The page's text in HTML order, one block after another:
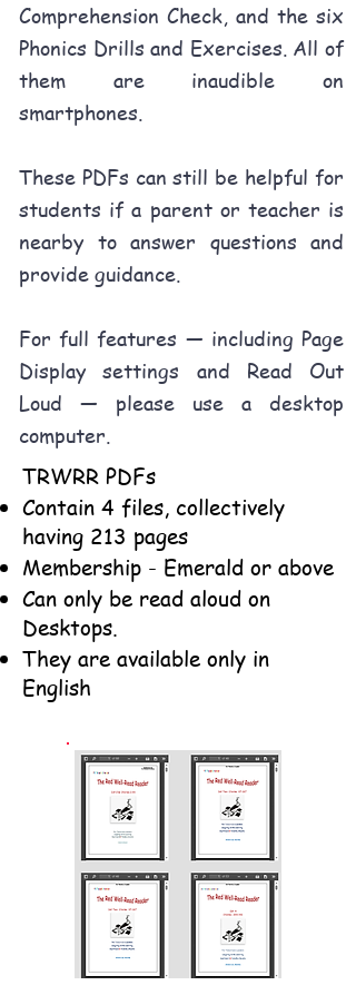
Comprehension Check, and the six
Phonics Drills and Exercises. All of
them are inaudible on
smartphones.
These PDFs can still be helpful for
students if a parent or teacher is
nearby to answer questions and
provide guidance.
For full features — including Page
Display settings and Read Out
Loud — please use a desktop
computer.
TRWRR PDFs
Contain 4 files, collectively
having 213 pages
Membership - Emerald or above
Can only be read aloud on
Desktops.
They are available only in
English